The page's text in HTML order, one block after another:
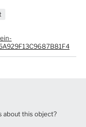
about this object?